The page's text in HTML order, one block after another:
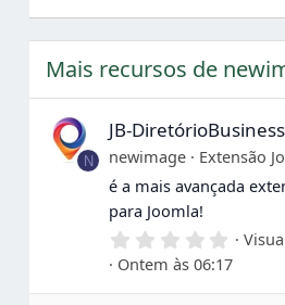
Mais recursos de
N
JB-DiretórioBusiness
newimage
Extensão
é a mais avançada
para Joomla!
0
,
0
0
Ontem às 06:17